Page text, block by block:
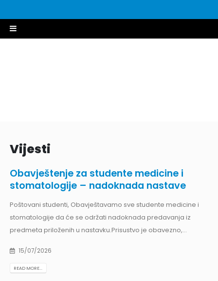
Vijesti
Obavještenje za studente medicine i
stomatologije – nadoknada nastave
Poštovani studenti, Obavještavamo sve studente medicine i
stomatologije da će se održati nadoknada predavanja iz
predmeta priloženih u nastavku.Prisustvo je obavezno,...
15/07/2026
READ MORE...